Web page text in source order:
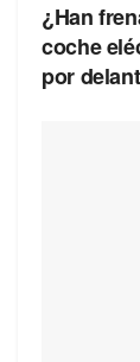
¿Han
coche
por